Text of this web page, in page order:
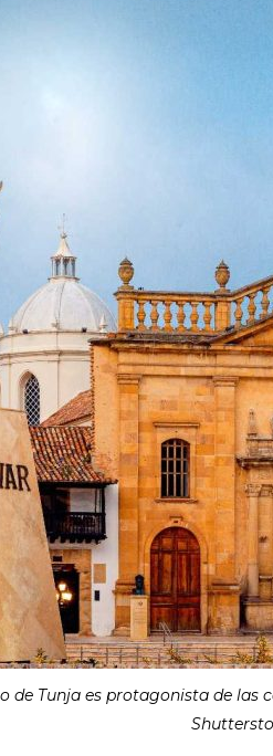
Tunja es protagonista de las